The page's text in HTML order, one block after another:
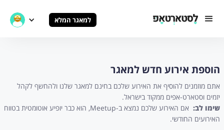
למאגר המלא
הוספת אירוע חדש למאגר
אתם מוזמנים להוסיף את האירוע שלכם בחינם למאגר שלנו ולהחשף לקהל
יזמים וסטארט-אפים ממקוד בישראל.
שימו לב:
אם האירוע שלכם נמצא ב-Meetup, הוא כבר יופיע אוטומטית בטווח
האירועים החודשי.